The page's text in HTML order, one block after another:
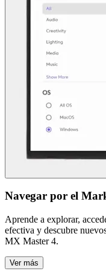
Navegar por el
Aprende a explorar,
efectiva y descubre
MX Master 4.
Ver más